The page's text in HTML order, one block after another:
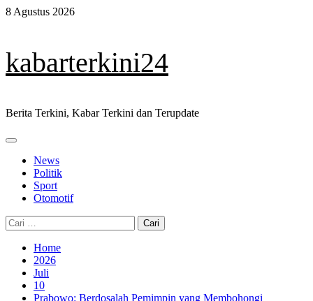
Skip
8 Agustus 2026
kabarterkini24
Berita Terkini, Kabar Terkini dan Terupdate
Primary
News
Politik
Sport
Otomotif
Cari
untuk:
Home
2026
Juli
10
Prabowo: Berdosalah Pemimpin yang Membohongi